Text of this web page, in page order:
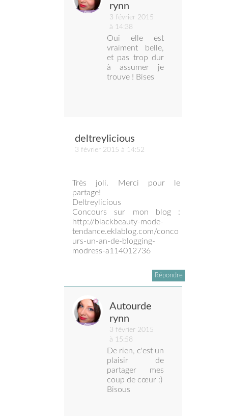
rynn
3 février 2015
à 14:38
Oui elle est
vraiment belle,
et pas trop dur
à assumer je
trouve ! Bises
deltreylicious
3 février 2015 à 14:52
Très joli. Merci pour le
partage!
Deltreylicious
Concours sur mon blog :
http://blackbeauty-mode-
tendance.eklablog.com/conco
urs-un-an-de-blogging-
modress-a114012736
Répondre
Autourde
rynn
3 février 2015
à 15:58
De rien, c'est un
plaisir de
partager mes
coup de cœur :)
Bisous